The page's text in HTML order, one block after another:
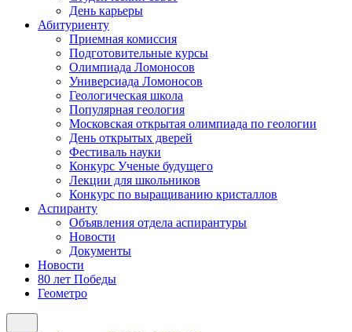
День карьеры
Абитуриенту
Приемная комиссия
Подготовительные курсы
Олимпиада Ломоносов
Универсиада Ломоносов
Геологическая школа
Популярная геология
Московская открытая олимпиада по геологии
День открытых дверей
Фестиваль науки
Конкурс Ученые будущего
Лекции для школьников
Конкурс по выращиванию кристаллов
Аспиранту
Объявления отдела аспирантуры
Новости
Документы
Новости
80 лет Победы
Геометро